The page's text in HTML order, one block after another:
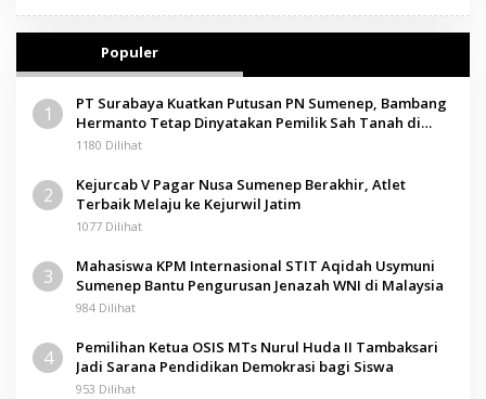
Populer
1
PT Surabaya Kuatkan Putusan PN Sumenep, Bambang
Hermanto Tetap Dinyatakan Pemilik Sah Tanah di
Pamolokan
1180 Dilihat
2
Kejurcab V Pagar Nusa Sumenep Berakhir, Atlet
Terbaik Melaju ke Kejurwil Jatim
1077 Dilihat
3
Mahasiswa KPM Internasional STIT Aqidah Usymuni
Sumenep Bantu Pengurusan Jenazah WNI di Malaysia
984 Dilihat
4
Pemilihan Ketua OSIS MTs Nurul Huda II Tambaksari
Jadi Sarana Pendidikan Demokrasi bagi Siswa
953 Dilihat